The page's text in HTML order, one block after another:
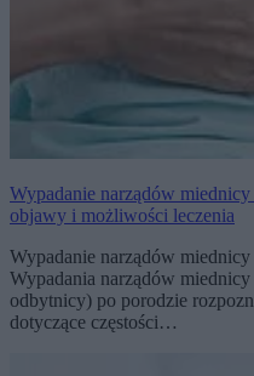
Wypadanie narządów
objawy i możliwości leczenia
Wypadanie narządów
Wypadania narządów
odbytnicy) po porodzie
dotyczące częstości…